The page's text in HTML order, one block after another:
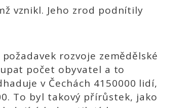
vznikl. Jeho zrod podnítily
rozvoje zemědělské
počet obyvatel a to
v Čechách 4150000 lidí,
To byl takový přírůstek, jako